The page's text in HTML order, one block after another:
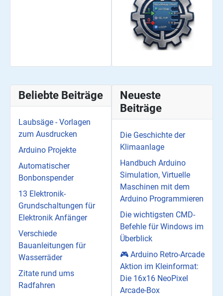
Beliebte Beiträge
Laubsäge - Vorlagen
zum Ausdrucken
Arduino Projekte
Automatischer
Bonbonspender
13 Elektronik-
Grundschaltungen für
Elektronik Anfänger
Verschiede
Bauanleitungen für
Wasserräder
Zitate rund ums
Radfahren
Neueste
Beiträge
Die Geschichte der
Klimaanlage
Handbuch Arduino
Simulation, Virtuelle
Maschinen mit dem
Arduino Programmieren
Die wichtigsten CMD-
Befehle für Windows im
Überblick
🎮 Arduino Retro-Arcade
Aktion im Kleinformat:
Die 16x16 NeoPixel
Arcade-Box